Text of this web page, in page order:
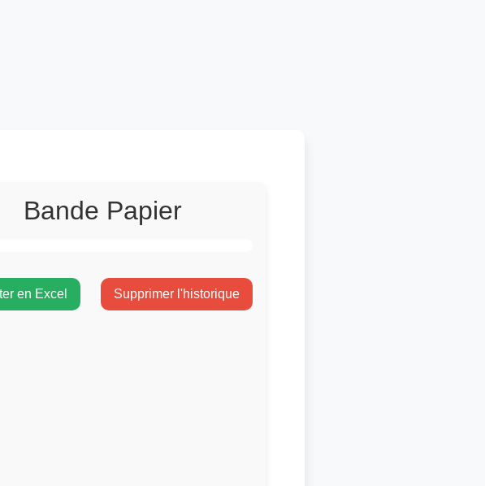
Bande Papier
en Excel Supprimer l'historique